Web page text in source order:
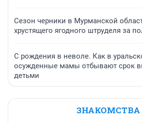
Сезон черники в Мурманской
хрустящего ягодного штруделя за
С рождения в неволе. Как в
осужденные мамы отбывают срок
детьми
ЗНАКОМСТВА